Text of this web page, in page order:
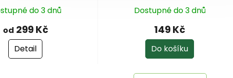
do 3 dnů
od 299 Kč
Detail
Dostupné do 3 dnů
149 Kč
Do košíku